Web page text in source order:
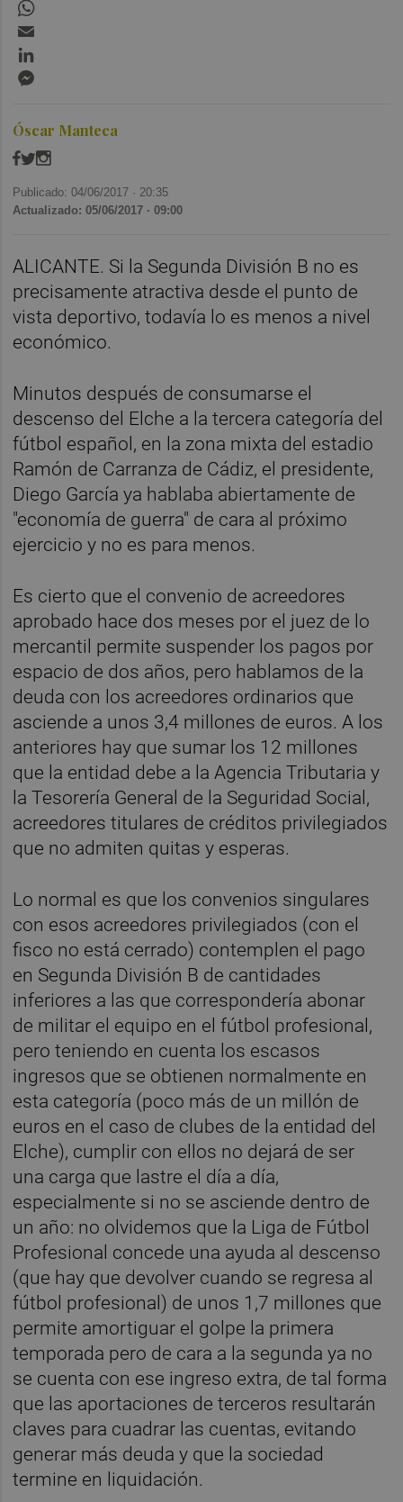
Óscar Manteca
Publicado: 04/06/2017 · 20:35
Actualizado: 05/06/2017 · 09:00
ALICANTE. Si la Segunda División B no es
precisamente atractiva desde el punto de
vista deportivo, todavía lo es menos a nivel
económico.
Minutos después de consumarse el
descenso del Elche a la tercera categoría del
fútbol español, en la zona mixta del estadio
Ramón de Carranza de Cádiz, el presidente,
Diego García ya hablaba abiertamente de
"economía de guerra" de cara al próximo
ejercicio y no es para menos.
Es cierto que el convenio de acreedores
aprobado hace dos meses por el juez de lo
mercantil permite suspender los pagos por
espacio de dos años, pero hablamos de la
deuda con los acreedores ordinarios que
asciende a unos 3,4 millones de euros. A los
anteriores hay que sumar los 12 millones
que la entidad debe a la Agencia Tributaria y
la Tesorería General de la Seguridad Social,
acreedores titulares de créditos privilegiados
que no admiten quitas y esperas.
Lo normal es que los convenios singulares
con esos acreedores privilegiados (con el
fisco no está cerrado) contemplen el pago
en Segunda División B de cantidades
inferiores a las que correspondería abonar
de militar el equipo en el fútbol profesional,
pero teniendo en cuenta los escasos
ingresos que se obtienen normalmente en
esta categoría (poco más de un millón de
euros en el caso de clubes de la entidad del
Elche), cumplir con ellos no dejará de ser
una carga que lastre el día a día,
especialmente si no se asciende dentro de
un año: no olvidemos que la Liga de Fútbol
Profesional concede una ayuda al descenso
(que hay que devolver cuando se regresa al
fútbol profesional) de unos 1,7 millones que
permite amortiguar el golpe la primera
temporada pero de cara a la segunda ya no
se cuenta con ese ingreso extra, de tal forma
que las aportaciones de terceros resultarán
claves para cuadrar las cuentas, evitando
generar más deuda y que la sociedad
termine en liquidación.